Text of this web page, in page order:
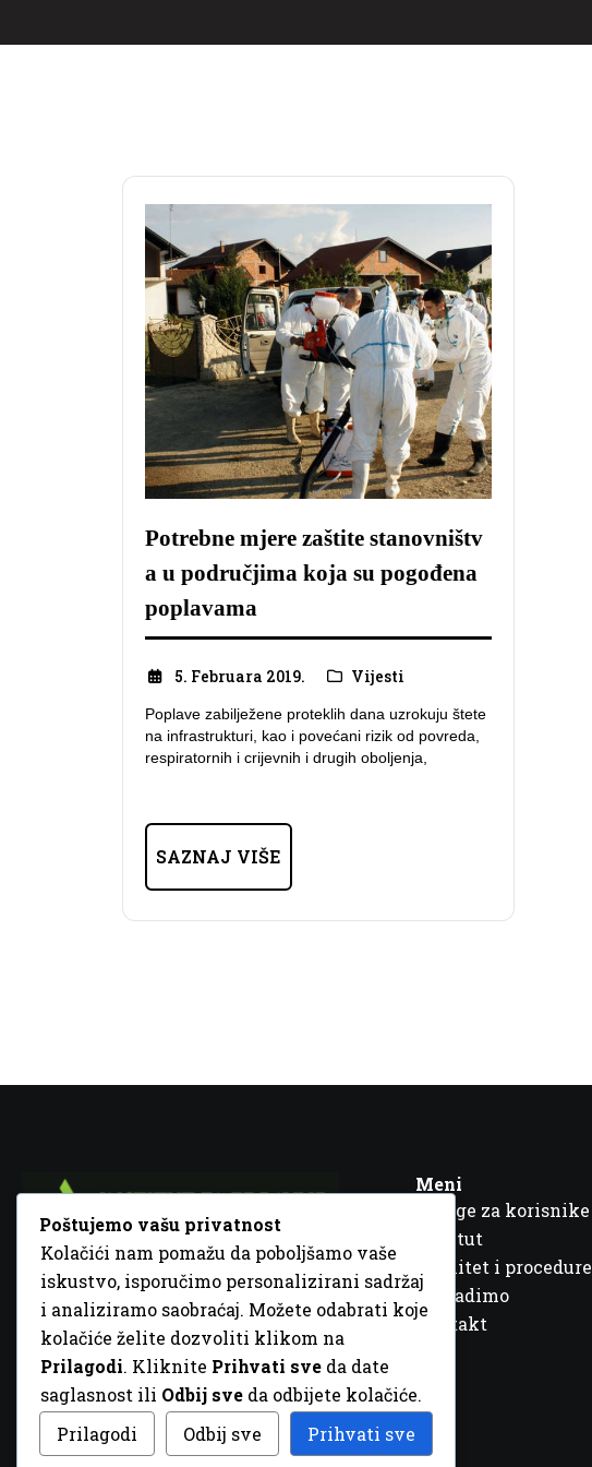
Potrebne mjere zaštite stanovništv
a u područjima koja su pogođena
poplavama
5. Februara 2019. Vijesti
Poplave zabilježene proteklih dana uzrokuju štete
na infrastrukturi, kao i povećani rizik od povreda,
respiratornih i crijevnih i drugih oboljenja,
SAZNAJ VIŠE
Fra Ivana Jukića br. 2, 72000 Zenica, BiH
+387 32 448 001
info@inz.ba
http://www.inz.ba
Meni
Usluge za korisnike
Institut
Kvalitet i procedure
Šta radimo
Kontakt
© 2026 Sva prava zadržana. DizajnGordonDM
Poštujemo vašu privatnost
Kolačići nam pomažu da poboljšamo vaše
iskustvo, isporučimo personalizirani sadržaj
i analiziramo saobraćaj. Možete odabrati koje
kolačiće želite dozvoliti klikom na
Prilagodi. Kliknite Prihvati sve da date
saglasnost ili Odbij sve da odbijete kolačiće.
Prilagodi
Odbij sve Prihvati sve